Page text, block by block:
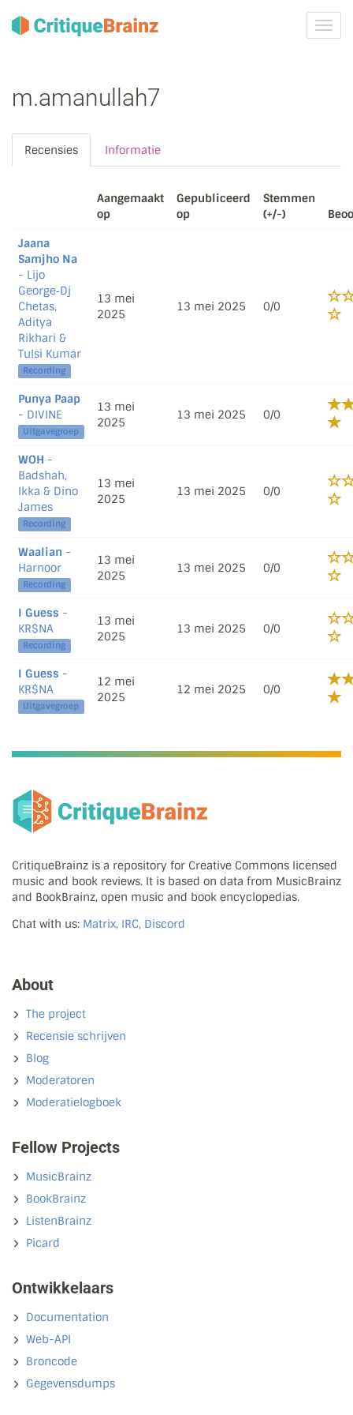
m.amanullah7
Recensies Informatie
Aangemaakt
op
Gepubliceerd
op
Stemmen
(+/-)
Jaana
Samjho Na
- Lijo
George‐Dj
Chetas,
Aditya
Rikhari &
Tulsi Kumar
Recording
13 mei
2025
13 mei 2025 0/0
Punya Paap
- DIVINE
Uitgavegroep
13 mei
2025
13 mei 2025 0/0
WOH -
Badshah,
Ikka & Dino
James
Recording
13 mei
2025
13 mei 2025 0/0
Waalian -
Harnoor
Recording
13 mei
2025
13 mei 2025 0/0
I Guess -
KR$NA
Recording
13 mei
2025
13 mei 2025 0/0
I Guess -
KR$NA
Uitgavegroep
12 mei
2025
12 mei 2025 0/0
CritiqueBrainz is a repository for Creative Commons licensed
music and book reviews. It is based on data from MusicBrainz
and BookBrainz, open music and book encyclopedias.
Chat with us: Matrix, IRC, Discord
About
The project
Recensie schrijven
Blog
Moderatoren
Moderatielogboek
Fellow Projects
MusicBrainz
BookBrainz
ListenBrainz
Picard
Ontwikkelaars
Documentation
Web-API
Broncode
Gegevensdumps